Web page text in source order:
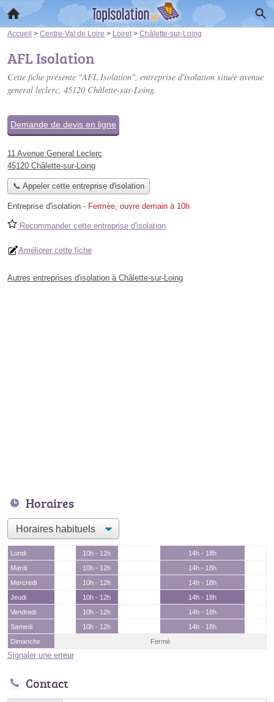
Accueil > Centre-Val de Loire > Loiret > Châlette-sur-Loing
AFL Isolation
Cette fiche présente "AFL Isolation", entreprise d'isolation située avenue
general leclerc, 45120 Châlette-sur-Loing.
Demande de devis en ligne
11 Avenue General Leclerc
45120 Châlette-sur-Loing
📞 Appeler cette entreprise d'isolation
Entreprise d'isolation - Fermée, ouvre demain à 10h
Recommander cette entreprise d'isolation
Améliorer cette fiche
Autres entreprises d'isolation à Châlette-sur-Loing
Horaires
Lundi 10h - 12h
14h - 18h
Mardi
10h - 12h
14h - 18h
Mercredi
10h - 12h
14h - 18h
Jeudi
10h - 12h
14h - 18h
Vendredi
10h - 12h
14h - 18h
Samedi
10h - 12h
14h - 18h
Dimanche
Fermé
Signaler une erreur
Contact